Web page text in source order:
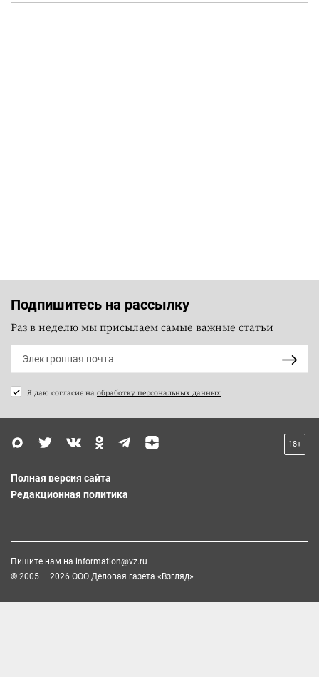
Подпишитесь на рассылку
Раз в неделю мы присылаем самые важные статьи
Я даю согласие на обработку персональных данных
18+
Полная версия сайта
Редакционная политика
Пишите нам на information@vz.ru
© 2005 — 2026 ООО Деловая газета «Взгляд»